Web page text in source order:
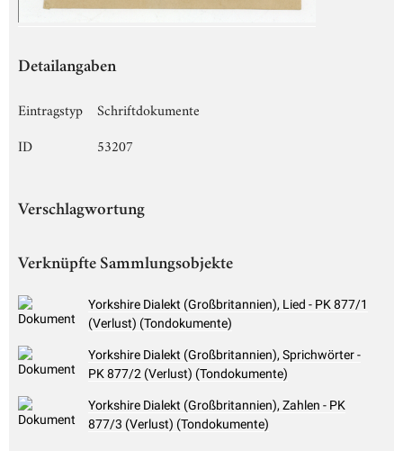
Detailangaben
Eintragstyp
Schriftdokumente
ID
53207
Verschlagwortung
Verknüpfte Sammlungsobjekte
Yorkshire Dialekt (Großbritannien), Lied - PK 877/1
(Verlust) (Tondokumente)
Yorkshire Dialekt (Großbritannien), Sprichwörter -
PK 877/2 (Verlust) (Tondokumente)
Yorkshire Dialekt (Großbritannien), Zahlen - PK
877/3 (Verlust) (Tondokumente)